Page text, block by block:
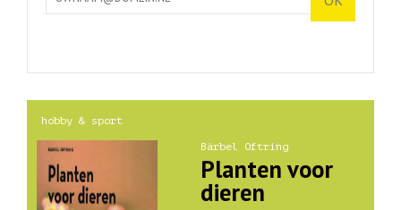
hobby & sport
Bärbel Oftring
Planten voor
dieren